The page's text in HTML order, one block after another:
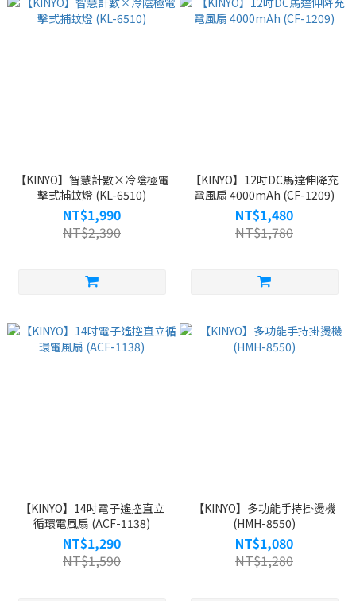
【KINYO】智慧計數×冷陰極電
擊式捕蚊燈 (KL-6510)
NT$1,990
NT$2,390
【KINYO】12吋DC馬達伸降充
電風扇 4000mAh (CF-1209)
NT$1,480
NT$1,780
【KINYO】14吋電子遙控直立
循環電風扇 (ACF-1138)
NT$1,290
NT$1,590
【KINYO】多功能手持掛燙機
(HMH-8550)
NT$1,080
NT$1,280